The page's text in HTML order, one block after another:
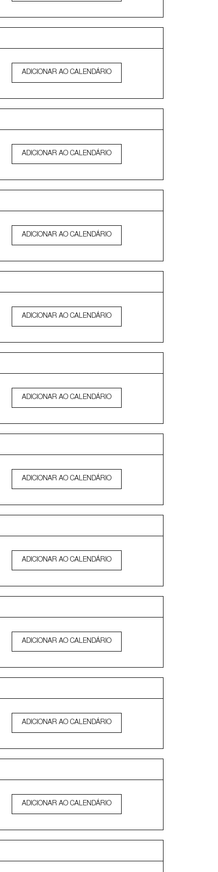
ADICIONAR AO CALENDÁRIO
ADICIONAR AO CALENDÁRIO
ADICIONAR AO CALENDÁRIO
ADICIONAR AO CALENDÁRIO
ADICIONAR AO CALENDÁRIO
ADICIONAR AO CALENDÁRIO
ADICIONAR AO CALENDÁRIO
ADICIONAR AO CALENDÁRIO
ADICIONAR AO CALENDÁRIO
ADICIONAR AO CALENDÁRIO